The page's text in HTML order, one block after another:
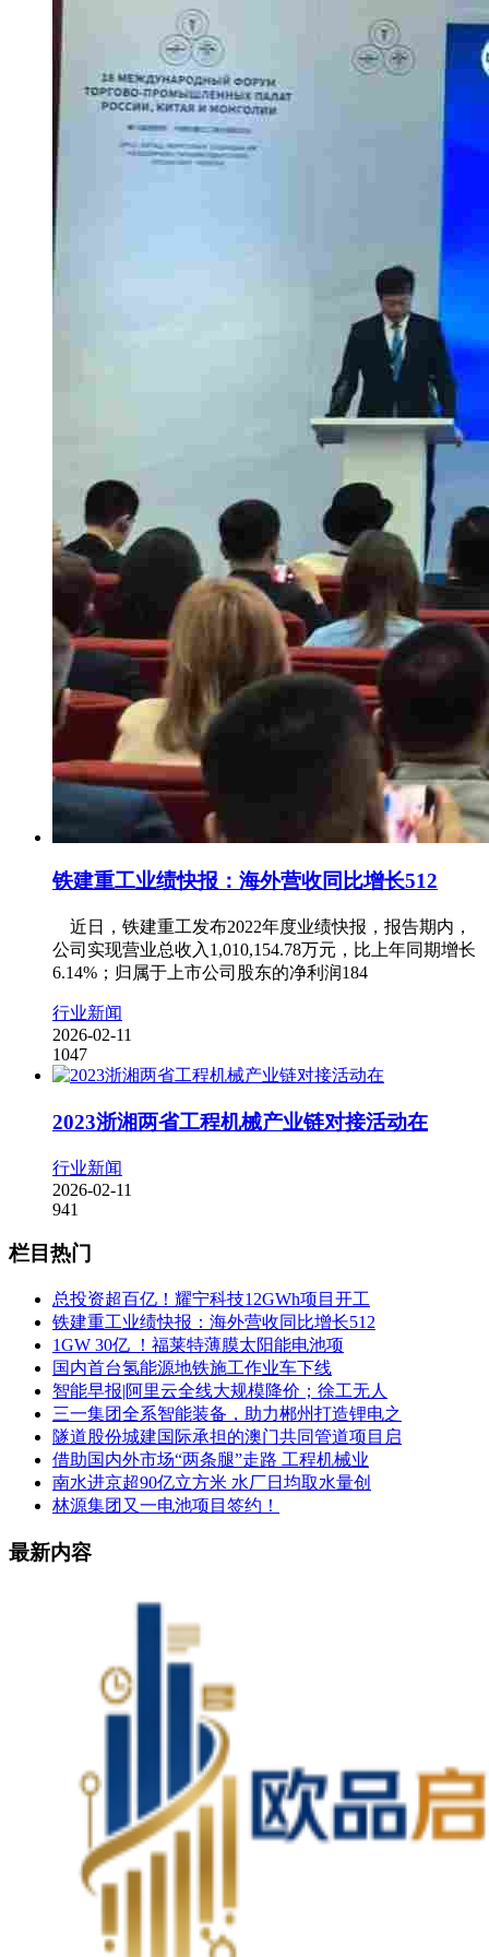
铁建重工业绩快报：海外营收同比增长512
近日，铁建重工发布2022年度业绩快报，报告期内，
公司实现营业总收入1,010,154.78万元，比上年同期增长
6.14%；归属于上市公司股东的净利润184
行业新闻
2026-02-11
1047
2023浙湘两省工程机械产业链对接活动在
行业新闻
2026-02-11
941
栏目热门
总投资超百亿！耀宁科技12GWh项目开工
铁建重工业绩快报：海外营收同比增长512
1GW 30亿 ！福莱特薄膜太阳能电池项
国内首台氢能源地铁施工作业车下线
智能早报|阿里云全线大规模降价；徐工无人
三一集团全系智能装备，助力郴州打造锂电之
隧道股份城建国际承担的澳门共同管道项目启
借助国内外市场“两条腿”走路 工程机械业
南水进京超90亿立方米 水厂日均取水量创
林源集团又一电池项目签约！
最新内容